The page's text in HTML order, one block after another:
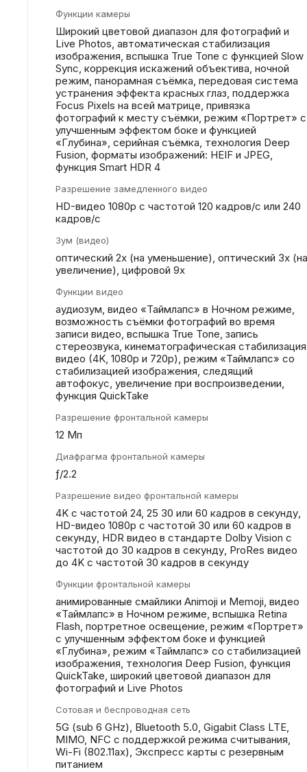
Функции камеры
Широкий цветовой диапазон для фотографий и
Live Photos, автоматическая стабилизация
изображения, вспышка True Tone с функцией Slow
Sync, коррекция искажений объектива, ночной
режим, панорамная съёмка, передовая система
устранения эффекта красных глаз, поддержка
Focus Pixels на всей матрице, привязка
фотографий к месту съёмки, режим «Портрет» с
улучшенным эффектом боке и функцией
«Глубина», серийная съëмка, технология Deep
Fusion, форматы изображений: HEIF и JPEG,
функция Smart HDR 4
Разрешение замедленного видео
HD-видео 1080р c частотой 120 кадров/ с или 240
кадров/ с
Зум (видео)
оптический 2x (на уменьшение), оптический 3x (на
увеличение), цифровой 9х
Функции видео
аудиозум, видео «Таймлапс» в Ночном режиме,
возможность съёмки фотографий во время
записи видео, вспышка True Tone, запись
стереозвука, кинематографическая стабилизация
видео (4K, 1080p и 720p), режим «Таймлапс» со
стабилизацией изображения, следящий
автофокус, увеличение при воспроизведении,
функция QuickTake
Разрешение фронтальной камеры
12 Мп
Диафрагма фронтальной камеры
ƒ/2.2
Разрешение видео фронтальной камеры
4K с частотой 24, 25 30 или 60 кадров в секунду,
HD-видео 1080p с частотой 30 или 60 кадров в
секунду, HDR видео в стандарте Dolby Vision с
частотой до 30 кадров в секунду, ProRes видео
до 4K с частотой 30 кадров в секунду
Функции фронтальной камеры
анимированные смайлики Animoji и Memoji, видео
«Таймлапс» в Ночном режиме, вспышка Retina
Flash, портретное освещение, режим «Портрет»
с улучшенным эффектом боке и функцией
«Глубина», режим «Таймлапс» со стабилизацией
изображения, технология Deep Fusion, функция
QuickTake, широкий цветовой диапазон для
фотографий и Live Photos
Сотовая и беспроводная сеть
5G (sub 6 GHz), Bluetooth 5.0, Gigabit Class LTE,
MIMO, NFC с поддержкой режима считывания,
Wi-Fi (802.11​ax), Экспресс карты с резервным
питанием